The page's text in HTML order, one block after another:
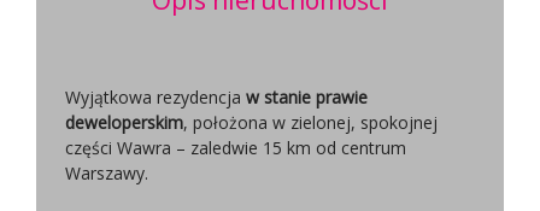
Wyjątkowa rezydencja w stanie prawie
deweloperskim, położona w zielonej, spokojnej
części Wawra – zaledwie 15 km od centrum
Warszawy.